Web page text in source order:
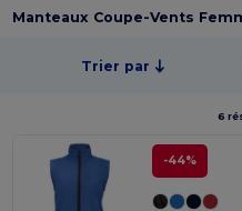
Manteaux Coupe-Vents
Trier par
6
-44%